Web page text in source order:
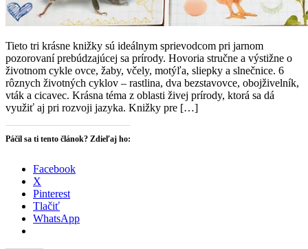
Tieto tri krásne knižky sú ideálnym sprievodcom pri jarnom
pozorovaní prebúdzajúcej sa prírody. Hovoria stručne a výstižne o
životnom cykle ovce, žaby, včely, motýľa, sliepky a slnečnice. 6
rôznych životných cyklov – rastlina, dva bezstavovce, obojživelník,
vták a cicavec. Krásna téma z oblasti živej prírody, ktorá sa dá
využiť aj pri rozvoji jazyka. Knižky pre […]
Páčil sa ti tento článok? Zdieľaj ho:
Facebook
X
Pinterest
Tlačiť
WhatsApp